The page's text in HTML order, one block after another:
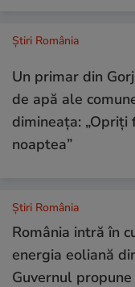
Știri România
Un primar din
de apă ale
dimineața: „Opriți
noaptea”
Știri România
România intră în
energia eoliană
Guvernul